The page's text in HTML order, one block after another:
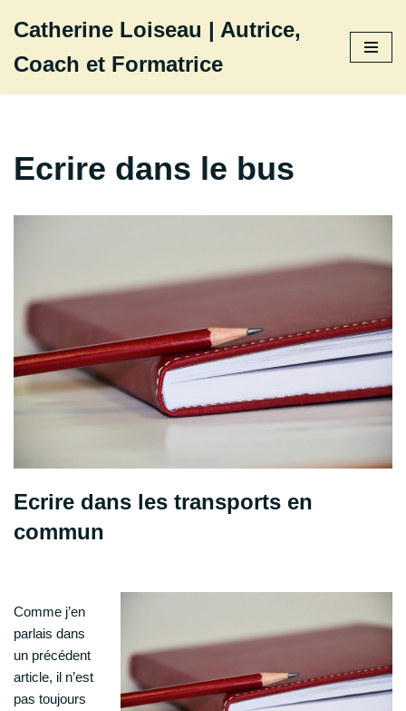
au
contenu
Catherine Loiseau | Autrice,
Coach et Formatrice
Ecrire dans le bus
Ecrire dans les transports en
commun
Comme j’en
parlais dans
un précédent
article, il n’est
pas toujours